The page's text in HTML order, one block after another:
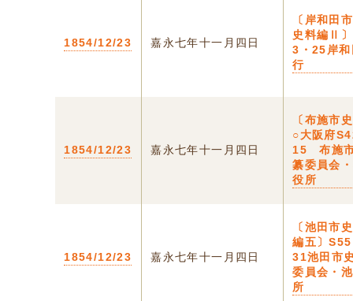
1854/12/23 嘉永七年十一月四日
〔岸和
史料編Ⅱ
3・25岸和
行
1854/12/23 嘉永七年十一月四日
〔布施市
○大阪府
15 布施
纂委員会
役所
1854/12/23 嘉永七年十一月四日
〔池田市
編五〕
31池田市
委員会・
所